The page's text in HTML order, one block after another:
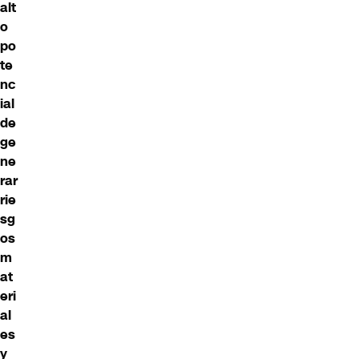
alt
o
po
te
nc
ial
de
ge
ne
rar
rie
sg
os
m
at
eri
al
es
y